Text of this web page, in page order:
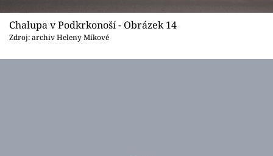
Chalupa v Podkrkonoší - Obrázek 14
Zdroj: archiv Heleny Míkové